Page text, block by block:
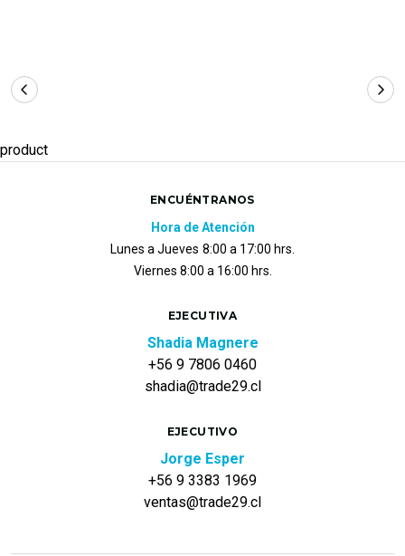
product
ENCUÉNTRANOS
Hora de Atención
Lunes a Jueves 8:00 a 17:00 hrs.
Viernes 8:00 a 16:00 hrs.
EJECUTIVA
Shadia Magnere
+56 9 7806 0460
shadia@trade29.cl
EJECUTIVO
Jorge Esper
+56 9 3383 1969
ventas@trade29.cl